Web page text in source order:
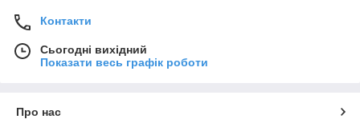
Контакти
Сьогодні вихідний
Показати весь графік роботи
Про нас